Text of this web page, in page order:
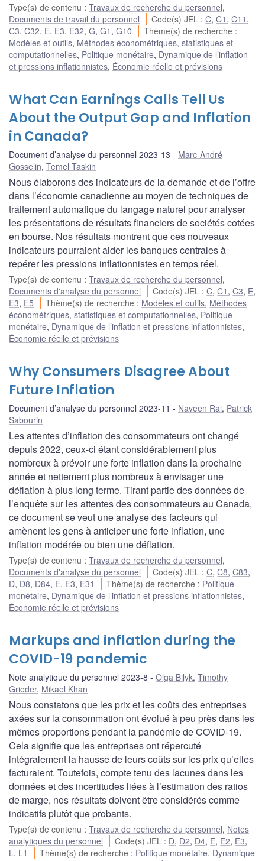
Type(s) de contenu : Travaux de recherche du personnel,
Documents de travail du personnel
Code(s) JEL :C,C1 ,C11 ,
C3, C32, E, E3, E32, G, G1 , G10 Thème(s) de recherche :
Modèles et outils, Méthodes économétriques, statistiques et
computationnelles, Politique monétaire, Dynamique de l’inflation
et pressions inflationnistes, Économie réelle et prévisions
What Can Earnings Calls Tell Us
About the Output Gap and Inflation
in Canada?
Document d’analyse du personnel 2023-13
Marc-André
Gosselin, Temel Taskin
Nous élaborons des indicateurs de la demande et de l’offre
dans l’économie canadienne au moyen de techniques de
traitement automatique du langage naturel pour analyser
les présentations de résultats financiers de sociétés cotées
en bourse. Nos résultats montrent que ces nouveaux
indicateurs pourraient aider les banques centrales à
repérer les pressions inflationnistes en temps réel.
Type(s) de contenu : Travaux de recherche du personnel,
Documents d'analyse du personnel
Code(s) JEL :C,C1 ,C3, E,
E3, E5 Thème(s) de recherche : Modèles et outils, Méthodes
économétriques, statistiques et computationnelles, Politique
monétaire, Dynamique de l’inflation et pressions inflationnistes,
Économie réelle et prévisions
Why Consumers Disagree About
Future Inflation
Document d’analyse du personnel 2023-11 Naveen Rai, Patrick
Sabourin
Les attentes d’inflation des consommateurs ont changé
depuis 2022, ceux-ci étant considérablement plus
nombreux à prévoir une forte inflation dans la prochaine
année et nettement plus nombreux à envisager une
déflation à plus long terme. Tirant partie des données de
l’enquête sur les attentes des consommateurs au Canada,
ce document se veut une analyse des facteurs qui
amènent les gens à anticiper une forte inflation, une
inflation modérée ou bien une déflation.
Type(s) de contenu : Travaux de recherche du personnel,
Documents d'analyse du personnel
Code(s) JEL :C,C8,C83,
D, D8, D84, E, E3, E31 Thème(s) de recherche : Politique
monétaire, Dynamique de l’inflation et pressions inflationnistes,
Économie réelle et prévisions
Markups and inflation during the
COVID-19 pandemic
Note analytique du personnel 2023-8 Olga Bilyk, Timothy
Grieder, Mikael Khan
Nous constatons que les prix et les coûts des entreprises
axées sur la consommation ont évolué à peu près dans les
mêmes proportions pendant la pandémie de COVID-19.
Cela signifie que les entreprises ont répercuté
intégralement la hausse de leurs coûts sur les prix qu’elles
facturaient. Toutefois, compte tenu des lacunes dans les
données et des incertitudes liées à l’estimation des ratios
de marge, nos résultats doivent être considérés comme
indicatifs plutôt que probants.
Type(s) de contenu : Travaux de recherche du personnel, Notes
analytiques du personnel
Code(s) JEL : D, D2, D4, E, E2, E3,
L , L1 Thème(s) de recherche : Politique monétaire, Dynamique